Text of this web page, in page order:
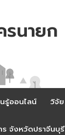
นายก
รู้ออนไลน์ วิจัย
ร จังหวัดปราจีนบุรี